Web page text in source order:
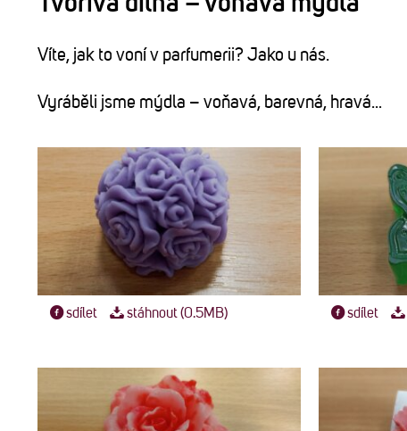
Víte, jak to voní v parfumerii? Jako u nás.
Vyráběli jsme mýdla – voňavá, barevná, hravá…
sdílet stáhnout (0.5MB) sdílet